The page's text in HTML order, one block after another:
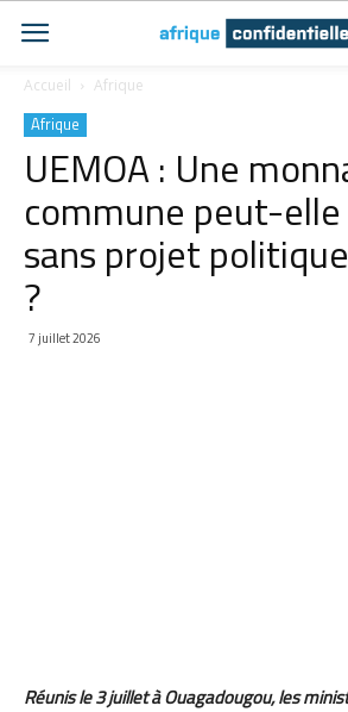
Accueil Afrique
Afrique
UEMOA : Une
commune peut-
sans projet
?
7 juillet 2026
Réunis le 3 juillet à Ouagadougou, les